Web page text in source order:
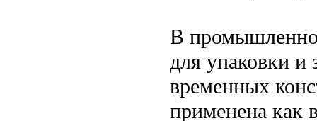
В
для упаковки и
временных
применена как